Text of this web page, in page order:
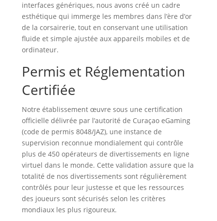
interfaces génériques, nous avons créé un cadre
esthétique qui immerge les membres dans l’ère d’or
de la corsairerie, tout en conservant une utilisation
fluide et simple ajustée aux appareils mobiles et de
ordinateur.
Permis et Réglementation
Certifiée
Notre établissement œuvre sous une certification
officielle délivrée par l’autorité de Curaçao eGaming
(code de permis 8048/JAZ), une instance de
supervision reconnue mondialement qui contrôle
plus de 450 opérateurs de divertissements en ligne
virtuel dans le monde. Cette validation assure que la
totalité de nos divertissements sont régulièrement
contrôlés pour leur justesse et que les ressources
des joueurs sont sécurisés selon les critères
mondiaux les plus rigoureux.